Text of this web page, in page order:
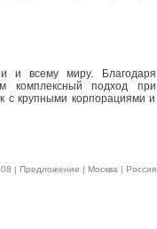
и всему миру. Благодаря
комплексный подход при
с крупными корпорациями и
| Предложение | Москва | Россия